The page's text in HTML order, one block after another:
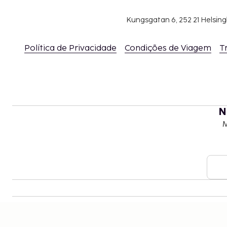
Kungsgatan 6, 252 21
Política de Privacidade Condições de Viagem